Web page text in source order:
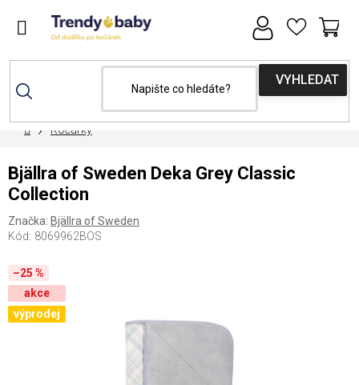
DomůKočárky
Bjällra of Sweden Deka Grey Classic
Collection
Značka: Bjällra of Sweden
Kód: 8069962BOS
akce
výprodej
–25 %